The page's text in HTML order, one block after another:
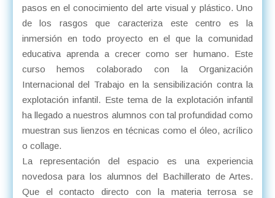
pasos en el conocimiento del arte visual y plástico. Uno
de los rasgos que caracteriza este centro es la
inmersión en todo proyecto en el que la comunidad
educativa aprenda a crecer como ser humano. Este
curso hemos colaborado con la Organización
Internacional del Trabajo en la sensibilización contra la
explotación infantil. Este tema de la explotación infantil
ha llegado a nuestros alumnos con tal profundidad como
muestran sus lienzos en técnicas como el óleo, acrílico
o collage.
La representación del espacio es una experiencia
novedosa para los alumnos del Bachillerato de Artes.
Que el contacto directo con la materia terrosa se